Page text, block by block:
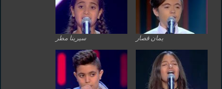
يمان قصار سيرينا مطر